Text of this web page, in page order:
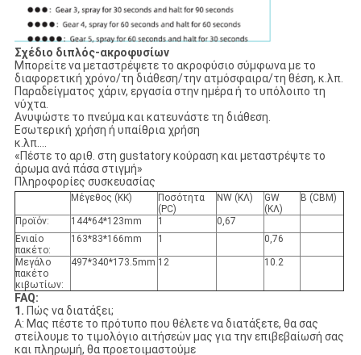
Σχέδιο διπλός-ακροφυσίων
Μπορείτε να μεταστρέψετε το ακροφύσιο σύμφωνα με το
διαφορετική χρόνο/τη διάθεση/την ατμόσφαιρα/τη θέση, κ.λπ.
Παραδείγματος χάριν, εργασία στην ημέρα ή το υπόλοιπο τη
νύχτα.
Ανυψώστε το πνεύμα και κατευνάστε τη διάθεση.
Εσωτερική χρήση ή υπαίθρια χρήση
κ.λπ….
«Πέστε το αριθ. στη gustatory κούραση και μεταστρέψτε το
άρωμα ανά πάσα στιγμή»
Πληροφορίες συσκευασίας
Μέγεθος (ΚΚ)
Ποσότητα
(PC)
NW (ΚΛ)
GW
(ΚΛ)
Β (CBM)
Προϊόν: 144*64*123mm 1
0,67
Ενιαίο
πακέτο:
163*83*166mm 1 0,76
Μεγάλο
πακέτο
κιβωτίων:
497*340*173.5mm 12 10.2
FAQ:
1. Πώς να διατάξει;
Α: Μας πέστε το πρότυπο που θέλετε να διατάξετε, θα σας
στείλουμε το τιμολόγιο αιτήσεών μας για την επιβεβαίωσή σας
και πληρωμή, θα προετοιμαστούμε